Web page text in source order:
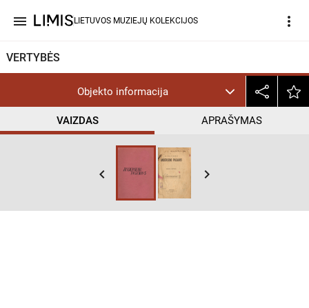
menu LIETUVOS MUZIEJŲ KOLEKCIJOS more_vert
VERTYBĖS
Objekto informacija
VAIZDAS APRAŠYMAS
keyboard_arrow_left keyboard_arrow_right